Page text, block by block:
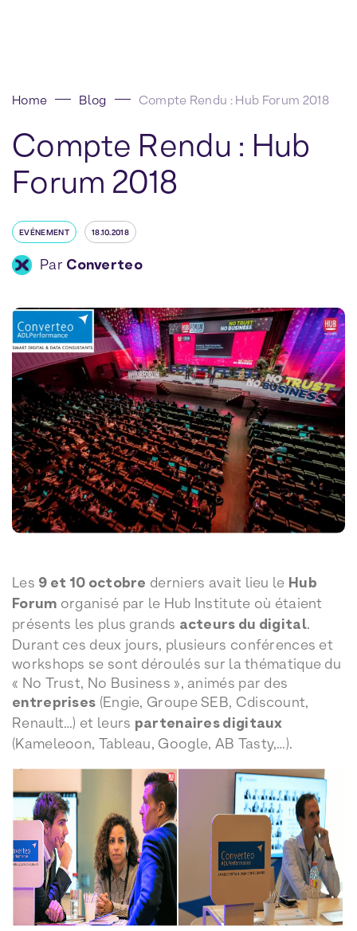
Home Blog Compte Rendu : Hub Forum 2018
Compte Rendu : Hub
Forum 2018
EVÉNEMENT 18.10.2018
Par Converteo
Les 9 et 10 octobre derniers avait lieu le Hub
Forum organisé par le Hub Institute où étaient
présents les plus grands acteurs du digital.
Durant ces deux jours, plusieurs conférences et
workshops se sont déroulés sur la thématique du
« No Trust, No Business », animés par des
entreprises (Engie, Groupe SEB, Cdiscount,
Renault…) et leurs partenaires digitaux
(Kameleoon, Tableau, Google, AB Tasty,…).